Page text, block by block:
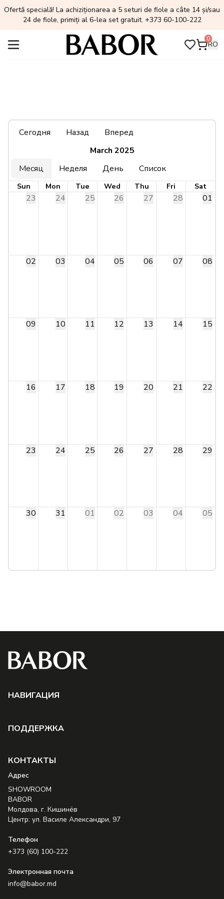
Ofertă specială! La achiziționarea a 5 seturi de fiole a câte 14 și/sau
24 de fiole, primiți al 6-lea set gratuit. +373 60-100-222
0
RO
Сегодня Назад
Вперед
March 2025
Месяц
Неделя День Список
Sun Mon Tue Wed Thu Fri Sat
23 24 25 26 27 28 01
02 03 04 05 06 07 08
09 10 11 12 13 14 15
16 17 18 19 20 21 22
23 24 25 26 27 28 29
30 31 01 02 03 04 05
НAВИГАЦИЯ
ПОДДЕРЖКА
КОНТАКТЫ
Aдрес
SHOWROOM
BABOR
Молдова, г. Кишинёв
Центр: ул. Василе Александри, 97
Телефон
+373 (60) 100-222
Электронная почта
info@babor.md